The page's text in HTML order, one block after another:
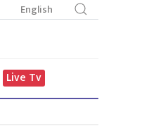
English
Live Tv